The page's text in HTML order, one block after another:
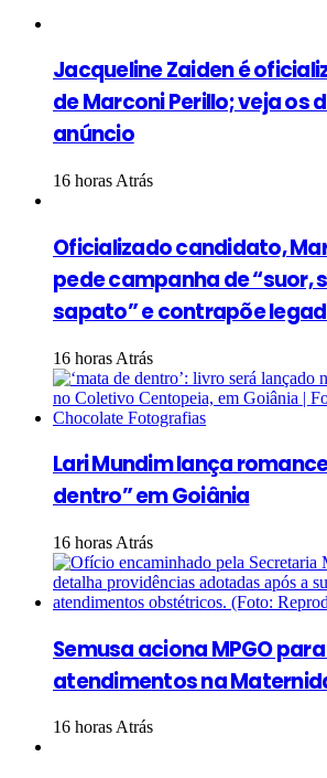
Jacqueline Zaiden é
de Marconi Perillo; veja os
anúncio
16 horas Atrás
Oficializado candidato,
pede campanha de “suor,
sapato” e contrapõe
16 horas Atrás
Lari Mundim lança
dentro” em Goiânia
16 horas Atrás
Semusa aciona MPGO
atendimentos na
16 horas Atrás